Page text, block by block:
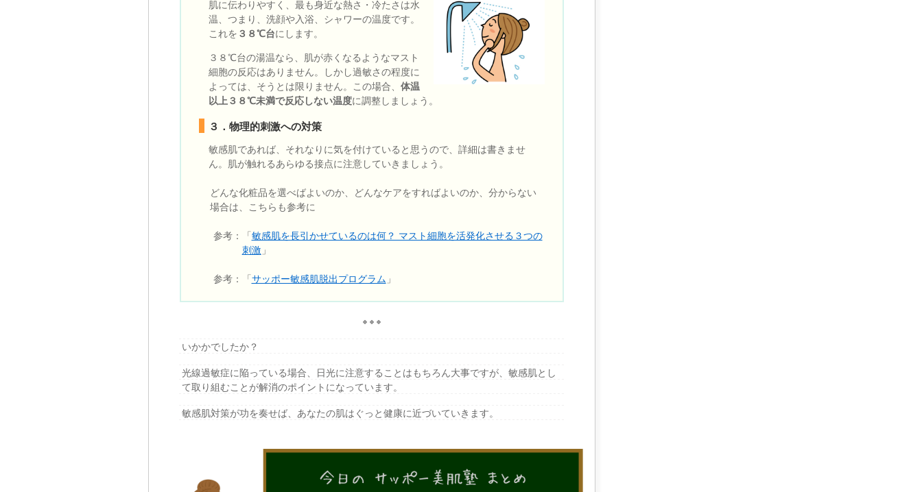
肌に伝わりやすく、最も身近な熱さ・冷たさは水
温、つまり、洗顔や入浴、シャワーの温度です。
これを ３８℃台にします。
３８℃台の湯温なら、肌が赤くなるようなマスト
細胞の反応はありません。しかし過敏さの程度に
よっては、そうとは限りません。この場合、体温
以上３８℃未満で反応しない温度に調整しましょう。
３．物理的刺激への対策
敏感肌であれば、それなりに気を付けていると思うので、詳細は書きませ
ん。肌が触れるあらゆる接点に注意していきましょう。
どんな化粧品を選べばよいのか、どんなケアをすればよいのか、分からない
場合は、こちらも参考に
参考：「 敏感肌を長引かせているのは何？ マスト細胞を活発化させる３つの
刺激 」
参考：「 サッポー敏感肌脱出プログラム 」
いかかでしたか？
光線過敏症に陥っている場合、日光に注意することはもちろん大事ですが、敏感肌とし
て取り組むことが解消のポイントになっています。
敏感肌対策が功を奏せば、あなたの肌はぐっと健康に近づいていきます。